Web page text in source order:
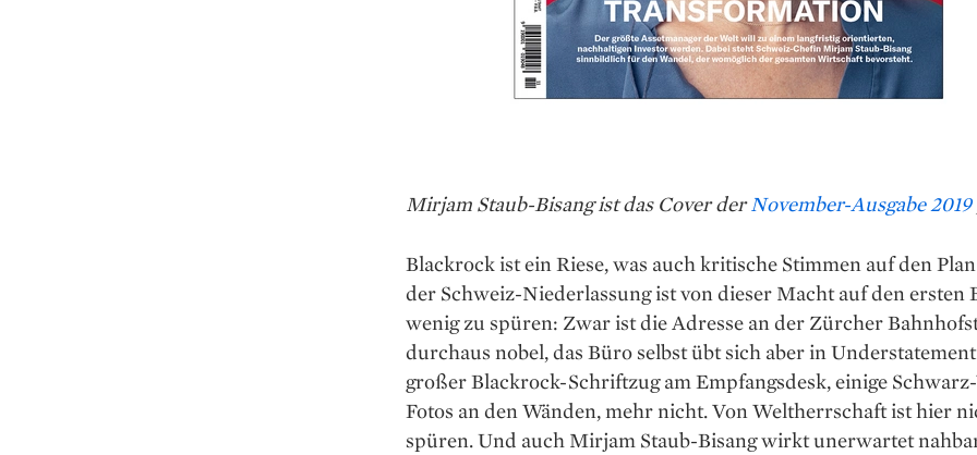
Mirjam Staub-Bisang ist das Cover der November-Ausgabe 2019
Blackrock ist ein Riese, was auch kritische Stimmen auf den
der Schweiz-Niederlassung ist von dieser Macht auf den ersten
wenig zu spüren: Zwar ist die Adresse an der Zürcher
durchaus nobel, das Büro selbst übt sich aber in
großer Blackrock-Schriftzug am Empfangsdesk, einige
Fotos an den Wänden, mehr nicht. Von Weltherrschaft ist hier
spüren. Und auch Mirjam Staub-Bisang wirkt unerwartet